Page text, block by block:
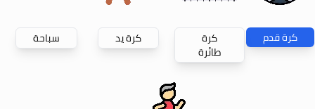
كرة قدم كرة
طائرة
كرة يد سباحة